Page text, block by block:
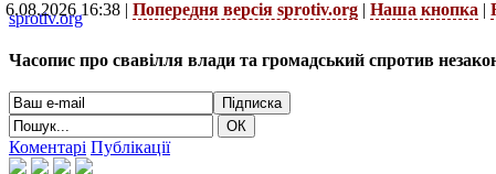
6.08.2026 16:38 | Попередня версія sprotiv.org | Наша кнопка |
sprotiv.org
Часопис про свавілля влади та громадський спротив
Коментарі Публікації